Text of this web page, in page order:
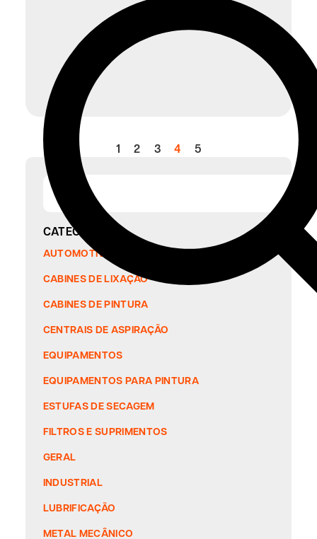
1 2 3 4 5
CATEGORIAS
AUTOMOTIVO
CABINES DE LIXAÇÃO
CABINES DE PINTURA
CENTRAIS DE ASPIRAÇÃO
EQUIPAMENTOS
EQUIPAMENTOS PARA PINTURA
ESTUFAS DE SECAGEM
FILTROS E SUPRIMENTOS
GERAL
INDUSTRIAL
LUBRIFICAÇÃO
METAL MECÂNICO